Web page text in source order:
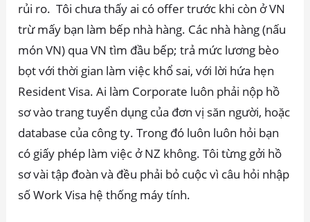
rủi ro. Tôi chưa thấy ai có offer trước khi còn ở VN
trừ mấy bạn làm bếp nhà hàng. Các nhà hàng (nấu
món VN) qua VN tìm đầu bếp; trả mức lương bèo
bọt với thời gian làm việc khổ sai, với lời hứa hẹn
Resident Visa. Ai làm Corporate luôn phải nộp hồ
sơ vào trang tuyển dụng của đơn vị săn người, hoặc
database của công ty. Trong đó luôn luôn hỏi bạn
có giấy phép làm việc ở NZ không. Tôi từng gởi hồ
sơ vài tập đoàn và đều phải bỏ cuộc vì câu hỏi nhập
số Work Visa hệ thống máy tính.